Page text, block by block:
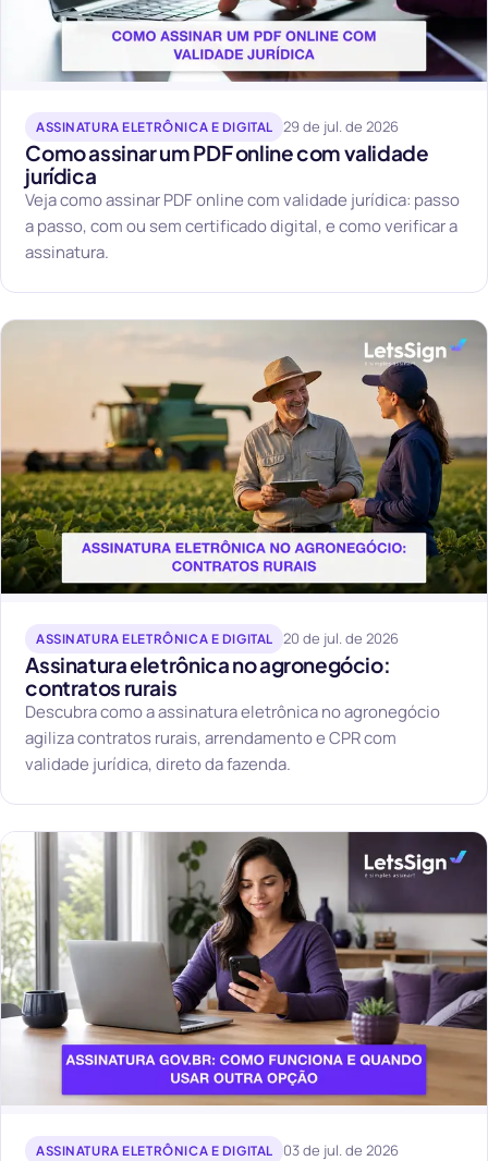
ASSINATURA ELETRÔNICA E DIGITAL 29 de jul. de 2026
Como assinar um PDF online com validade
jurídica
Veja como assinar PDF online com validade jurídica: passo
a passo, com ou sem certificado digital, e como verificar a
assinatura.
ASSINATURA ELETRÔNICA E DIGITAL 20 de jul. de 2026
Assinatura eletrônica no agronegócio:
contratos rurais
Descubra como a assinatura eletrônica no agronegócio
agiliza contratos rurais, arrendamento e CPR com
validade jurídica, direto da fazenda.
ASSINATURA ELETRÔNICA E DIGITAL 03 de jul. de 2026